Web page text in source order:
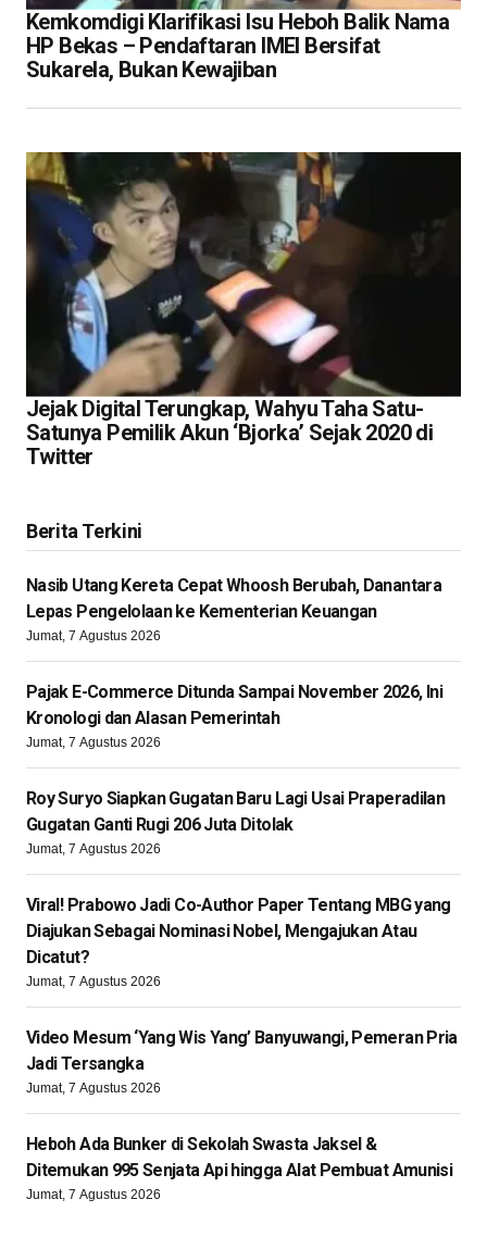
Kemkomdigi Klarifikasi Isu Heboh Balik Nama
HP Bekas – Pendaftaran IMEI Bersifat
Sukarela, Bukan Kewajiban
Jejak Digital Terungkap, Wahyu Taha Satu-
Satunya Pemilik Akun ‘Bjorka’ Sejak 2020 di
Twitter
Berita Terkini
Nasib Utang Kereta Cepat Whoosh Berubah, Danantara
Lepas Pengelolaan ke Kementerian Keuangan
Jumat, 7 Agustus 2026
Pajak E-Commerce Ditunda Sampai November 2026, Ini
Kronologi dan Alasan Pemerintah
Jumat, 7 Agustus 2026
Roy Suryo Siapkan Gugatan Baru Lagi Usai Praperadilan
Gugatan Ganti Rugi 206 Juta Ditolak
Jumat, 7 Agustus 2026
Viral! Prabowo Jadi Co-Author Paper Tentang MBG yang
Diajukan Sebagai Nominasi Nobel, Mengajukan Atau
Dicatut?
Jumat, 7 Agustus 2026
Video Mesum ‘Yang Wis Yang’ Banyuwangi, Pemeran Pria
Jadi Tersangka
Jumat, 7 Agustus 2026
Heboh Ada Bunker di Sekolah Swasta Jaksel &
Ditemukan 995 Senjata Api hingga Alat Pembuat Amunisi
Jumat, 7 Agustus 2026